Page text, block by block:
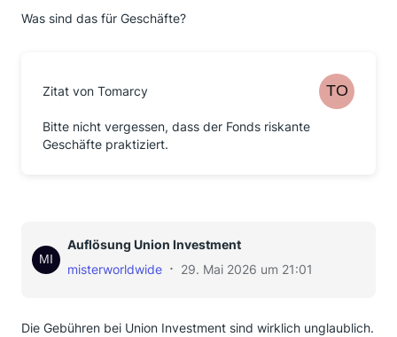
Was sind das für Geschäfte?
Zitat von Tomarcy
Bitte nicht vergessen, dass der Fonds riskante
Geschäfte praktiziert.
Auflösung Union Investment
misterworldwide
29. Mai 2026 um 21:01
Die Gebühren bei Union Investment sind wirklich unglaublich.